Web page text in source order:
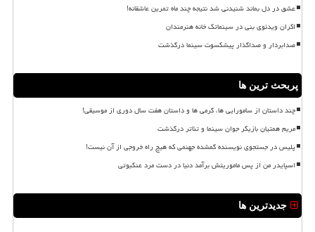
عشق در دل بماند شنیدنی شد نتیجه چند ماه تمرین عاشقانه!
اکران ویدئوی بنی در سینماتک خانه هنرمندان
صدابردار و صداگذار پیشکسوت سینما درگذشت
پربحث ترین ها
چند داستان از سامورایی ها، گرمی ها و داستان هفت سال دوری از موسیقی!
مریم همتیان بازیگر جوان سینما و تئاتر درگذشت
پلیس در جستجوی نویسنده گمشده جهنمی که هیچ راه خروجی از آن نیست!
اسپایدر من از پس ماموریتش برآمد دنیا در دست مرد عنکبوتی
جدیدترین ها